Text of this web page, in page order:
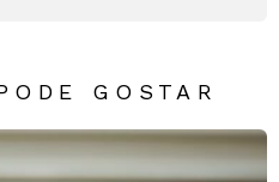
GOSTAR